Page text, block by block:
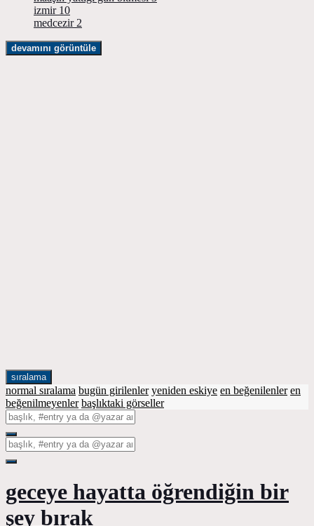
izmir 10
medcezir 2
devamını görüntüle
sıralama
normal sıralama bugün girilenler yeniden eskiye en beğenilenler en
beğenilmeyenler başlıktaki görseller
geceye hayatta öğrendiğin bir
şey bırak